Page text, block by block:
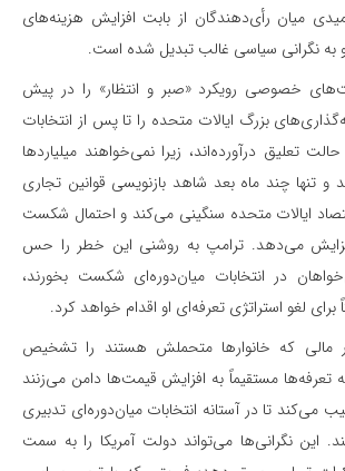
میان رأی‌دهندگان از بابت افزایش هزینه‌های
به نگرانی سیاسی غالب تبدیل شده است.
خصوصی رویکرد «صبر و انتظار» را در پیش
بزرگ ایالات متحده را تا پس از انتخابات
۲۰۲۶ به حالت تعلیق درآورده‌اند، زیرا نمی‌خواهند میلیاردها
و تنها چند ماه بعد شاهد بازنویسی قوانین تجاری
ایالات متحده سنگینی می‌کند و احتمال شکست
می‌دهد. ترامپ به روشنی این خطر را حس
در انتخابات میان‌دوره‌ای شکست بخورند،
لغو استراتژی تعرفه‌ای او اقدام خواهد کرد.
مالی که خانوارها متحملش هستند را تشخیص
مستقیماً به افزایش قیمت‌ها دامن می‌زنند
می‌کند تا در آستانه انتخابات میان‌دوره‌ای تدبیری
این نگرانی‌ها می‌تواند دولت آمریکا را به سمت